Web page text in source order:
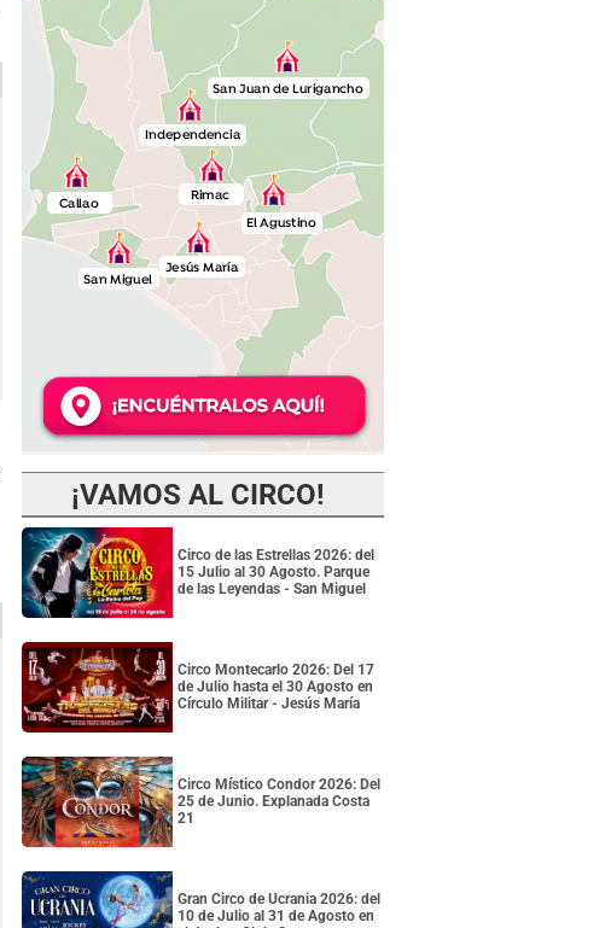
¡VAMOS AL CIRCO!
Circo de las Estrellas 2026: del
15 Julio al 30 Agosto. Parque
de las Leyendas - San Miguel
Circo Montecarlo 2026: Del 17
de Julio hasta el 30 Agosto en
Círculo Militar - Jesús María
Circo Místico Condor 2026: Del
25 de Junio. Explanada Costa
21
Gran Circo de Ucrania 2026: del
10 de Julio al 31 de Agosto en